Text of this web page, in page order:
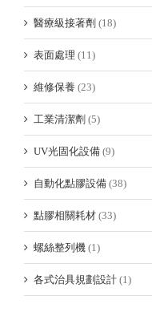
醫療級接著劑 (18)
表面處理 (11)
維修保養 (23)
工業清潔劑 (5)
UV光固化設備 (9)
自動化點膠設備 (38)
點膠相關耗材 (33)
螺絲整列機 (1)
各式治具規劃設計 (1)